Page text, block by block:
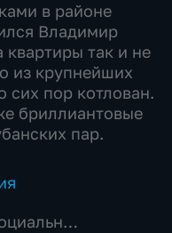
в районе
Владимир
так и не
из крупнейших
сих пор котлован.
бриллиантовые
пар.